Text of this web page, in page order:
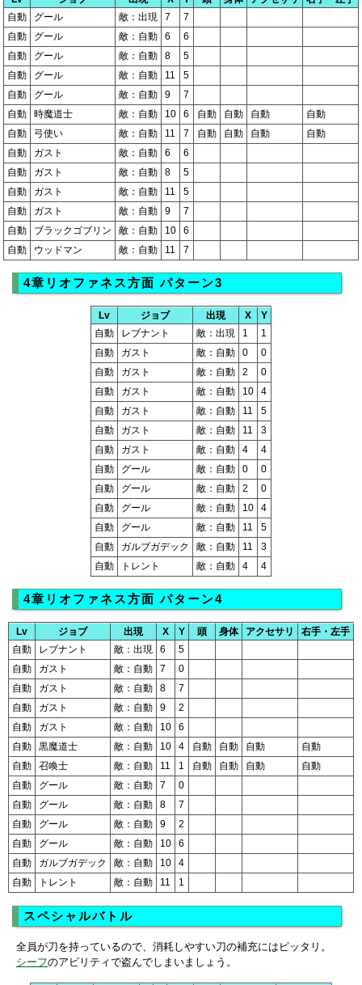
自動
グール 敵：出現 7
7
自動
グール 敵：自動 6
6
自動
グール 敵：自動 8
5
自動
グール 敵：自動 11
5
自動
グール 敵：自動 9
7
自動
時魔道士 敵：自動 10 6 自動 自動 自動
自動
自動
弓使い 敵：自動 11 7 自動 自動 自動
自動
自動
ガスト 敵：自動 6
6
自動
ガスト 敵：自動 8
5
自動
ガスト 敵：自動 11
5
自動
ガスト 敵：自動 9
7
自動
ブラックゴブリン 敵：自動 10
6
自動
ウッドマン 敵：自動 11 7
4章リオファネス方面 パターン3
Lv ジョブ 出現 X
Y
自動
レブナント 敵：出現 1
1
自動
ガスト 敵：自動 0
0
自動
ガスト 敵：自動 2
0
自動
ガスト 敵：自動 10
4
自動
ガスト 敵：自動 11
5
自動
ガスト 敵：自動 11
3
自動
ガスト 敵：自動 4
4
自動
グール 敵：自動 0
0
自動
グール 敵：自動 2
0
自動
グール 敵：自動 10
4
自動
グール 敵：自動 11
5
自動
ガルブガデック 敵：自動 11
3
自動
トレント 敵：自動 4 4
4章リオファネス方面 パターン4
Lv ジョブ 出現 X Y 頭 身体 アクセサリ
右手・左手
自動
レブナント 敵：出現 6
5
自動
ガスト 敵：自動 7
0
自動
ガスト 敵：自動 8
7
自動
ガスト 敵：自動 9
2
自動
ガスト 敵：自動 10
6
自動
黒魔道士 敵：自動 10 4 自動 自動 自動
自動
自動
召喚士 敵：自動 11 1 自動 自動 自動
自動
自動
グール 敵：自動 7
0
自動
グール 敵：自動 8
7
自動
グール 敵：自動 9
2
自動
グール 敵：自動 10
6
自動
ガルブガデック 敵：自動 10
4
自動
トレント 敵：自動 11 1
スペシャルバトル
全員が刀を持っているので、消耗しやすい刀の補充にはピッタリ。
シーフのアビリティで盗んでしまいましょう。